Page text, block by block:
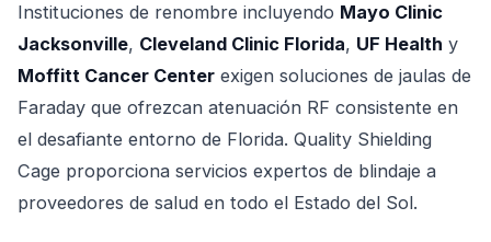
Instituciones de renombre incluyendo Mayo Clinic
Jacksonville, Cleveland Clinic Florida, UF Health y
Moffitt Cancer Center exigen soluciones de jaulas de
Faraday que ofrezcan atenuación RF consistente en
el desafiante entorno de Florida. Quality Shielding
Cage proporciona servicios expertos de blindaje a
proveedores de salud en todo el Estado del Sol.